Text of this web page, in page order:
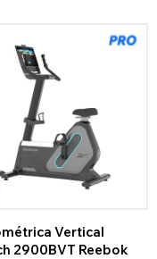
Vertical
2900BVT Reebok